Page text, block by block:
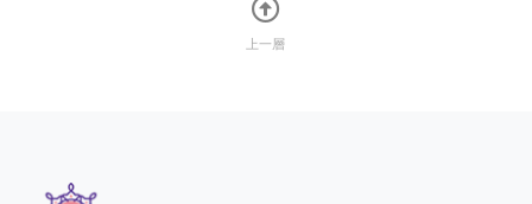
上一層